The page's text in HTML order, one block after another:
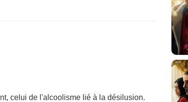
celui de l'alcoolisme lié à la désilusion.